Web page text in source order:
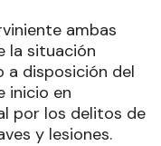
ambas
la situación
a disposición del
inicio en
por los delitos de
y lesiones.